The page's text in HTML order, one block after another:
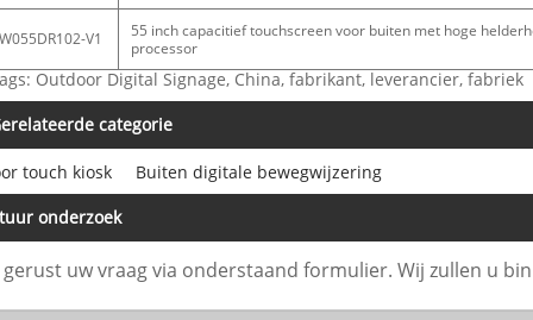
V1
55 inch capacitief touchscreen voor buiten met hoge
processor
Outdoor Digital Signage, China, fabrikant, leverancier, fabriek
categorie
touch kiosk Buiten digitale bewegwijzering
onderzoek
gerust uw vraag via onderstaand formulier. Wij zullen u